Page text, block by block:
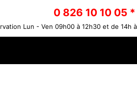
0 826 10 10 05 *
Lun - Ven 09h00 à 12h30 et de 14h